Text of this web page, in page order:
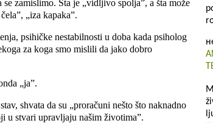
zamislimo. Šta je „vidljivo spolja”, a šta može
„iza kapaka”.
psihičke nestabilnosti u doba kada psiholog
za koga smo mislili da jako dobro
„ja”.
shvata da su „proračuni nešto što naknadno
u stvari upravljaju našim životima”.